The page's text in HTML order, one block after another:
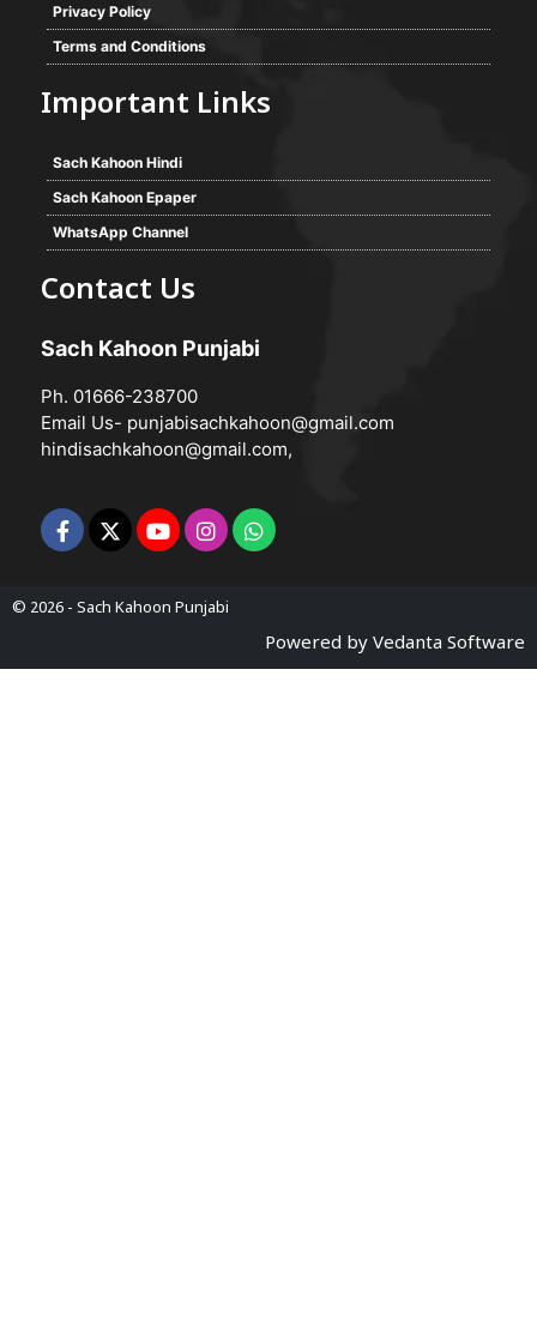
Privacy Policy
Terms and Conditions
Important Links
Sach Kahoon Hindi
Sach Kahoon Epaper
WhatsApp Channel
Contact Us
Sach Kahoon Punjabi
Ph. 01666-238700
Email Us- punjabisachkahoon@gmail.com
hindisachkahoon@gmail.com,
© 2026 - Sach Kahoon Punjabi
Powered by Vedanta Software